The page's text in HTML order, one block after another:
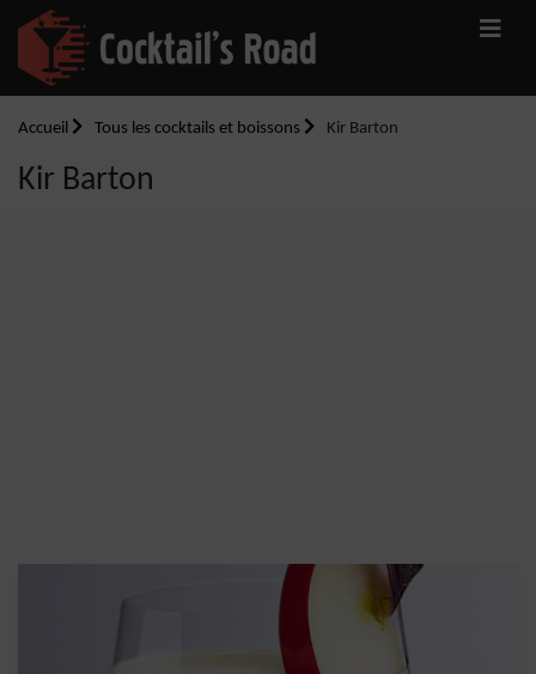
Accueil Tous les cocktails et boissons Kir Barton
Kir Barton